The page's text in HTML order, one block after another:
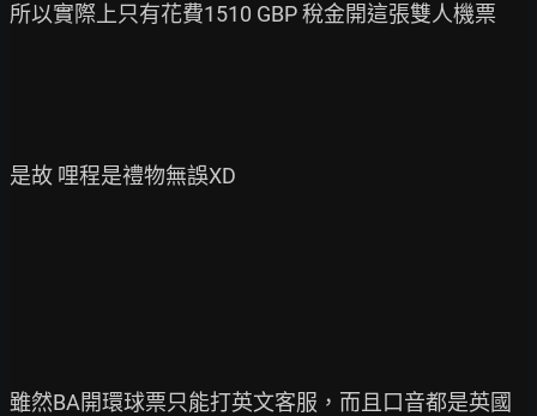
所以實際上只有花費1510 GBP 稅金開這張雙人機票
是故 哩程是禮物無誤XD
雖然BA開環球票只能打英文客服，而且口音都是英國